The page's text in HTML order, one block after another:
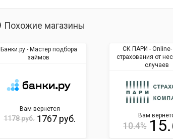
Похожие магазины
Банки.ру - Мастер подбора
займов
Вам вернется
1178 руб. 1767 руб.
СК ПАРИ -
страхования от
случаев
Вам
10.4%